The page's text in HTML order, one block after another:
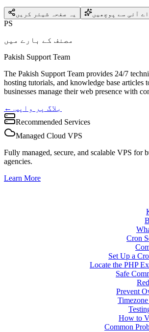
یہ صفحہ شیئر کریں آئی سے پوچھیں
PS
مصنف کے بارے میں
Pakish Support Team
The Pakish Support Team provides 24/7
hosting tutorials, and knowledge base articles
businesses manage their web presence with
← بلاگ پر واپس
Recommended Services
Managed Cloud VPS
Fully managed, secure, and scalable VPS for
agencies.
Learn More
Cron
Set Up a
Locate the PHP
Safe
Prevent
How to
Common